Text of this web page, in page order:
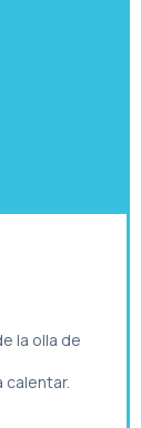
la olla de
calentar.